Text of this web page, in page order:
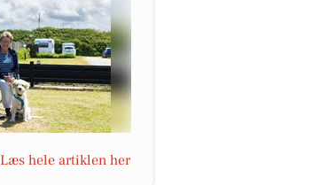
Læs hele artiklen her